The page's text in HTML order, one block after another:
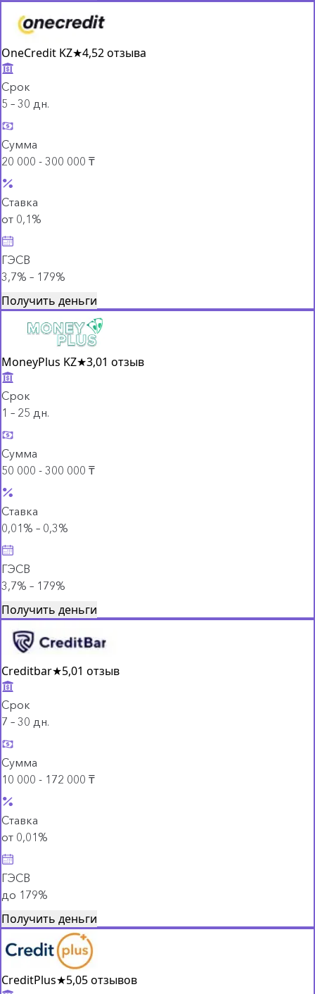
OneCredit KZ★4,52 отзыва
Срок
5 – 30 дн.
Сумма
20 000 - 300 000 ₸
Ставка
от 0,1%
ГЭСВ
3,7% – 179%
Получить деньги
MoneyPlus KZ★3,01 отзыв
Срок
1 – 25 дн.
Сумма
50 000 - 300 000 ₸
Ставка
0,01% – 0,3%
ГЭСВ
3,7% – 179%
Получить деньги
Creditbar★5,01 отзыв
Срок
7 – 30 дн.
Сумма
10 000 - 172 000 ₸
Ставка
от 0,01%
ГЭСВ
до 179%
Получить деньги
CreditPlus★5,05 отзывов